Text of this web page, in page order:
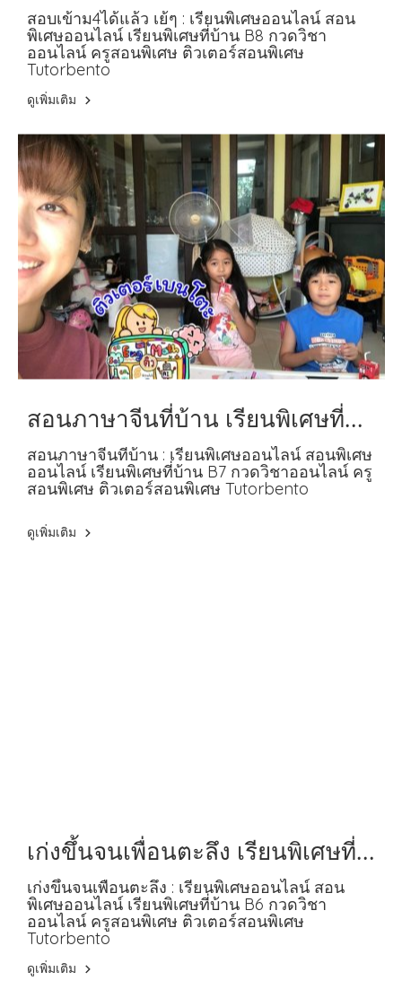
ออนไลน์ เรียนพิเศษที่บ้าน B8
สอบเข้าม4ได้แล้ว เย้ๆ : เรียนพิเศษออนไลน์ สอน
พิเศษออนไลน์ เรียนพิเศษที่บ้าน B8 กวดวิชา
ออนไลน์ ครูสอนพิเศษ ติวเตอร์สอนพิเศษ
Tutorbento
ดูเพิ่มเติม
สอนภาษาจีนที่บ้าน เรียนพิเศษที่
บ้าน B7
สอนภาษาจีนที่บ้าน : เรียนพิเศษออนไลน์ สอนพิเศษ
ออนไลน์ เรียนพิเศษที่บ้าน B7 กวดวิชาออนไลน์ ครู
สอนพิเศษ ติวเตอร์สอนพิเศษ Tutorbento
ดูเพิ่มเติม
เก่งขึ้นจนเพื่อนตะลึง เรียนพิเศษที่
บ้าน B6
เก่งขึ้นจนเพื่อนตะลึง : เรียนพิเศษออนไลน์ สอน
พิเศษออนไลน์ เรียนพิเศษที่บ้าน B6 กวดวิชา
ออนไลน์ ครูสอนพิเศษ ติวเตอร์สอนพิเศษ
Tutorbento
ดูเพิ่มเติม